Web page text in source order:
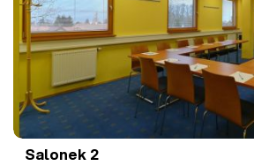
Salonek 2